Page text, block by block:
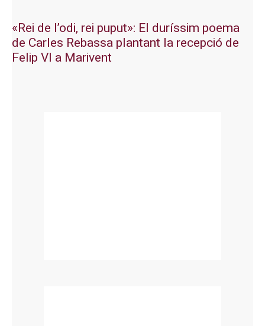
«Rei de l’odi, rei puput»: El duríssim poema
de Carles Rebassa plantant la recepció de
Felip VI a Marivent